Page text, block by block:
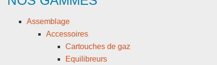
Assemblage
Accessoires
Cartouches de gaz
Equilibreurs